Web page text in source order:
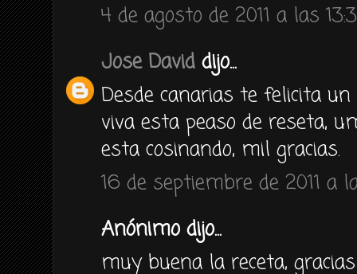
4 de agosto de 2011 a las
Jose David dijo...
Desde canarias te felicita
viva esta peaso de reseta,
esta cosinando, mil gracias.
16 de septiembre de 2011 a
Anónimo dijo...
muy buena la receta,